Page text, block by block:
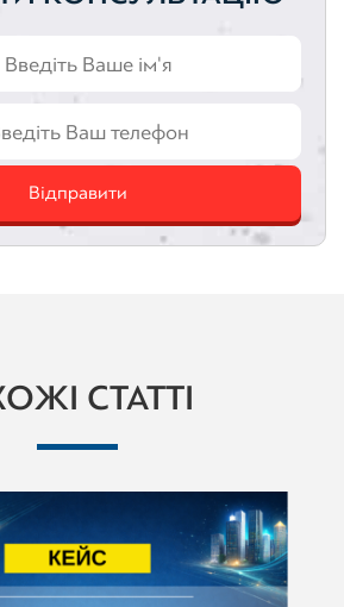
Відправити
СТАТТІ